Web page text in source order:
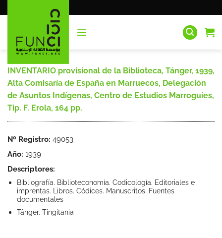
al
INVENTARIO provisional de la Biblioteca, Tánger, 1939,
Alta Comisaría de España en Marruecos, Delegación
de Asuntos Indígenas, Centro de Estudios Marroguíes,
Tip. F. Erola, 164 pp.
Nº Registro: 49053
Año: 1939
Descriptores:
Bibliografía. Biblioteconomía. Codicología. Editoriales e
imprentas. Libros. Códices. Manuscritos. Fuentes
documentales
Tánger. Tingitania